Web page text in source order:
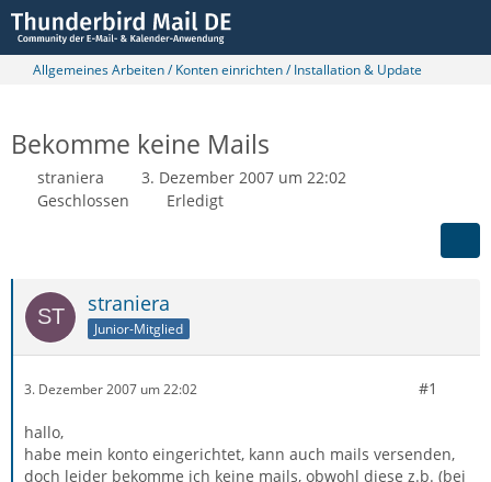
Allgemeines Arbeiten / Konten einrichten / Installation & Update
Bekomme keine Mails
straniera
3. Dezember 2007 um 22:02
Geschlossen
Erledigt
straniera
Junior-Mitglied
3. Dezember 2007 um 22:02 #1
hallo,
habe mein konto eingerichtet, kann auch mails versenden,
doch leider bekomme ich keine mails, obwohl diese z.b. (bei